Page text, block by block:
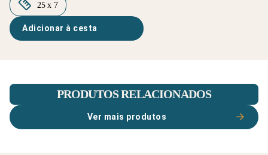
25 x 7
Adicionar à cesta
PRODUTOS RELACIONADOS
Ver mais produtos